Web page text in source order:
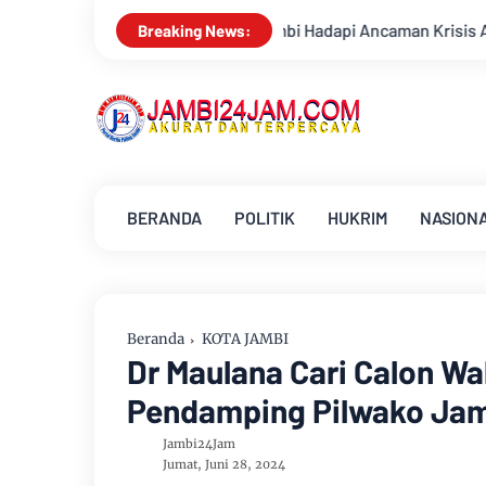
Breaking News:
Hadapi Ancaman Krisis Air Bersih dan Karhutla
BERANDA POLITIK HUKRIM
Beranda KOTA JAMBI
Dr Maulana Cari Calon
Pendamping Pilwako
Jambi24Jam
Jumat, Juni 28, 2024